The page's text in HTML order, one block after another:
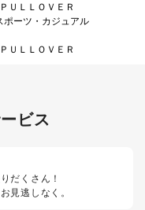
ＬＬＯＶＥＲ
ポーツ・カジュアル
ＬＬＯＶＥＲ
ビス
だくさん！
見逃しなく。